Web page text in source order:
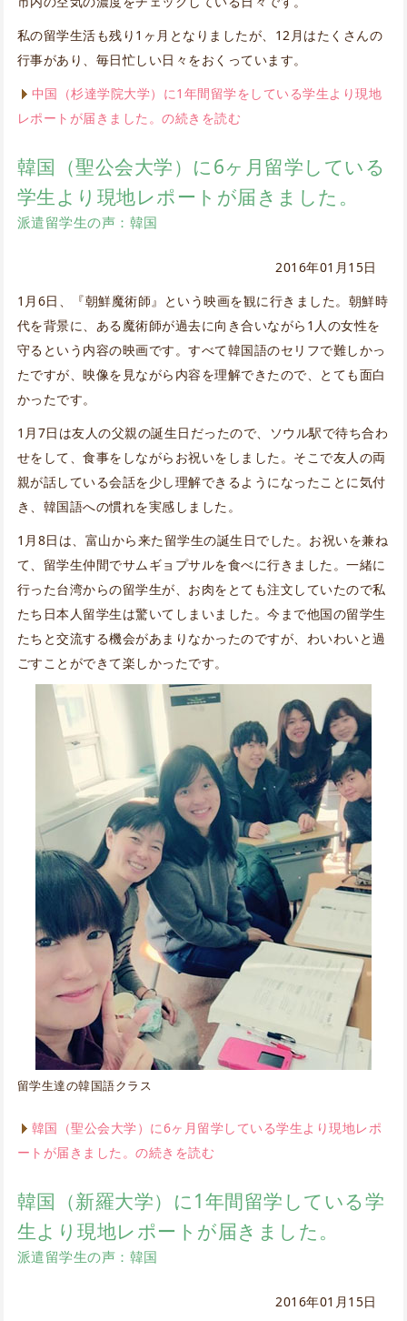
私の留学生活も残り1ヶ月となりましたが、12月はたくさんの
行事があり、毎日忙しい日々をおくっています。
中国（杉達学院大学）に1年間留学をしている学生より現地
レポートが届きました。の続きを読む
韓国（聖公会大学）に6ヶ月留学している
学生より現地レポートが届きました。
派遣留学生の声：韓国
2016年01月15日
1月6日、『朝鮮魔術師』という映画を観に行きました。朝鮮時
代を背景に、ある魔術師が過去に向き合いながら1人の女性を
守るという内容の映画です。すべて韓国語のセリフで難しかっ
たですが、映像を見ながら内容を理解できたので、とても面白
かったです。
1月7日は友人の父親の誕生日だったので、ソウル駅で待ち合わ
せをして、食事をしながらお祝いをしました。そこで友人の両
親が話している会話を少し理解できるようになったことに気付
き、韓国語への慣れを実感しました。
1月8日は、富山から来た留学生の誕生日でした。お祝いを兼ね
て、留学生仲間でサムギョプサルを食べに行きました。一緒に
行った台湾からの留学生が、お肉をとても注文していたので私
たち日本人留学生は驚いてしまいました。今まで他国の留学生
たちと交流する機会があまりなかったのですが、わいわいと過
ごすことができて楽しかったです。
留学生達の韓国語クラス
韓国（聖公会大学）に6ヶ月留学している学生より現地レポ
ートが届きました。の続きを読む
韓国（新羅大学）に1年間留学している学
生より現地レポートが届きました。
派遣留学生の声：韓国
2016年01月15日